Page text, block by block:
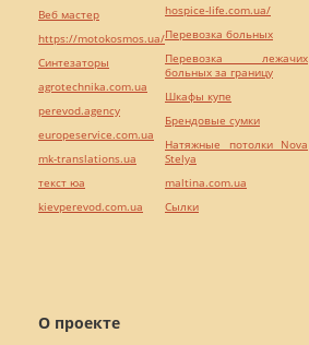
О проекте
Веб мастер
https://motokosmos.ua/
Синтезаторы
agrotechnika.com.ua
perevod.agency
europeservice.com.ua
mk-translations.ua
текст юа
kievperevod.com.ua
hospice-life.com.ua/
Перевозка больных
Перевозка лежачих
больных за границу
Шкафы купе
Брендовые сумки
Натяжные потолки Nova
Stelya
maltina.com.ua
Cылки